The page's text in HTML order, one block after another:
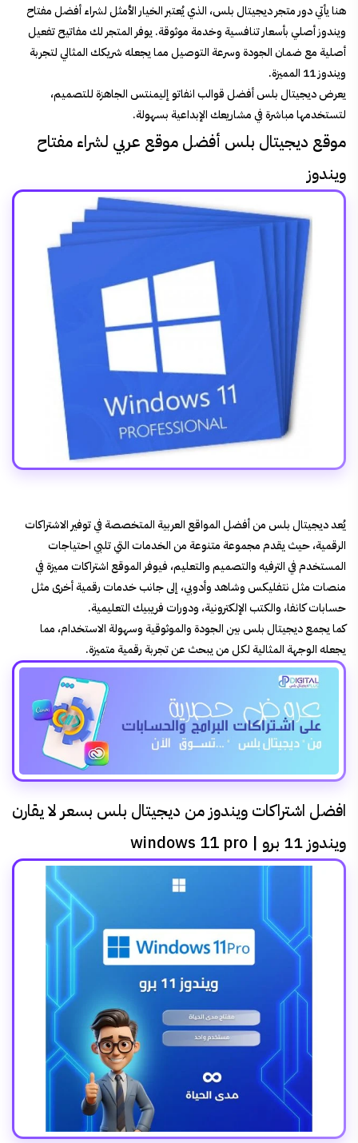
هنا يأتي دور متجر ديجيتال بلس، الذي يُعتبر الخيار الأمثل لشراء أفضل مفتاح
ويندوز أصلي بأسعار تنافسية وخدمة موثوقة. يوفر المتجر لك مفاتيح تفعيل
أصلية مع ضمان الجودة وسرعة التوصيل مما يجعله شريكك المثالي لتجربة
ويندوز 11 المميزة.
يعرض ديجيتال بلسأفضل قوالب انفاتو إليمنتس الجاهزة للتصميم،
لتستخدمها مباشرة في مشاريعك الإبداعية بسهولة.
موقع ديجيتال بلس أفضل موقع عربي لشراء مفتاح
ويندوز
يُعد ديجيتال بلس من أفضل المواقع العربية المتخصصة في توفير الاشتراكات
الرقمية، حيث يقدم مجموعة متنوعة من الخدمات التي تلبي احتياجات
المستخدم في الترفيه والتصميم والتعليم، فيوفر الموقع اشتراكات مميزة في
منصات مثل نتفليكس وشاهد وأدوبي، إلى جانب خدمات رقمية أخرى مثل
حسابات كانفا، والكتب الإلكترونية، ودورات فريبيك التعليمية.
كما يجمع ديجيتال بلس بين الجودة والموثوقية وسهولة الاستخدام، مما
يجعله الوجهة المثالية لكل من يبحث عن تجربة رقمية متميزة.
افضل اشتراكات ويندوز من ديجيتال بلس بسعر لا يقارن
ويندوز 11 برو | windows 11 pro